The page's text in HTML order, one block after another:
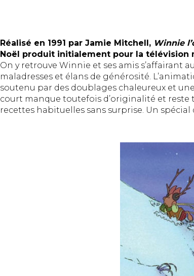
Réalisé en 1991 par Jamie Mitchell, Winnie
Noël produit initialement pour la télévision
On y retrouve Winnie et ses amis s’affairant
maladresses et élans de générosité.
soutenu par des doublages chaleureux et
court manque toutefois d’originalité et reste
recettes habituelles sans surprise. Un